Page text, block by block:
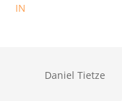
IN
Daniel Tietze